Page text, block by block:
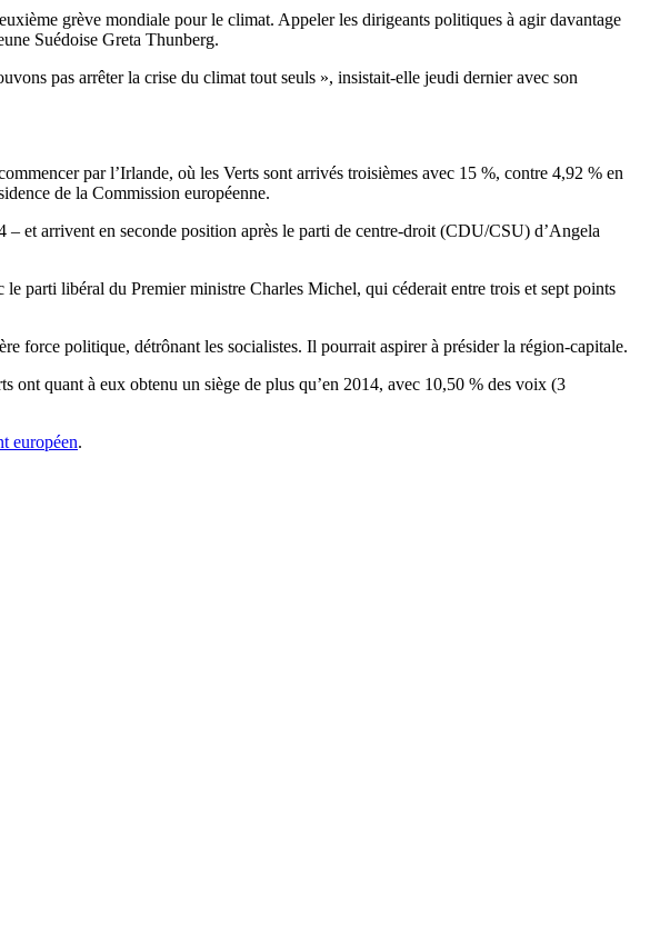
grève mondiale pour le climat. Appeler les dirigeants politiques à agir davantage
Suédoise Greta Thunberg.
pas arrêter la crise du climat tout seuls », insistait-elle jeudi dernier avec son
par l’Irlande, où les Verts sont arrivés troisièmes avec 15 %, contre 4,92 % en
de la Commission européenne.
et arrivent en seconde position après le parti de centre-droit (CDU/CSU) d’Angela
parti libéral du Premier ministre Charles Michel, qui céderait entre trois et sept points
force politique, détrônant les socialistes. Il pourrait aspirer à présider la région-capitale.
quant à eux obtenu un siège de plus qu’en 2014, avec 10,50 % des voix (3
européen.